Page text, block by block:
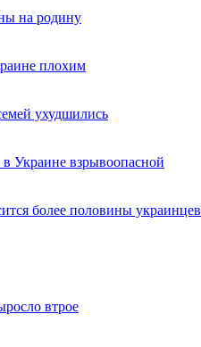
на родину
плохим
ухудшились
Украине взрывоопасной
более половины украинцев
втрое